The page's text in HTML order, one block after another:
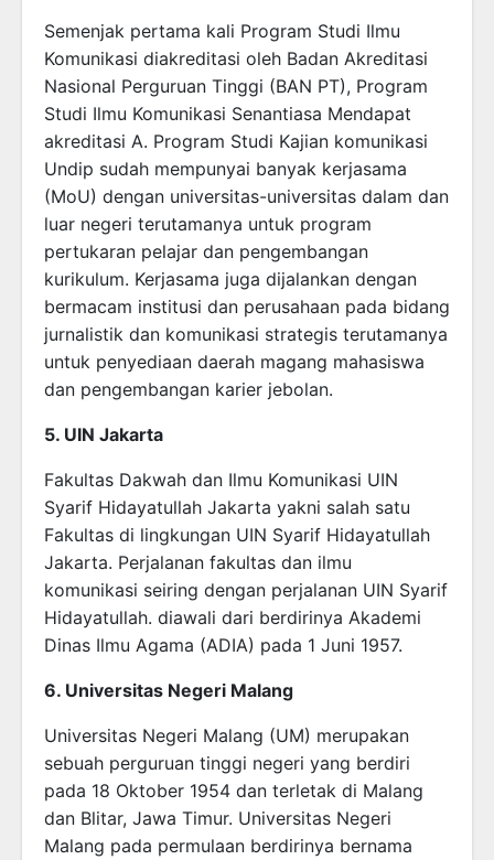
Semenjak pertama kali Program Studi Ilmu
Komunikasi diakreditasi oleh Badan Akreditasi
Nasional Perguruan Tinggi (BAN PT), Program
Studi Ilmu Komunikasi Senantiasa Mendapat
akreditasi A. Program Studi Kajian komunikasi
Undip sudah mempunyai banyak kerjasama
(MoU) dengan universitas-universitas dalam dan
luar negeri terutamanya untuk program
pertukaran pelajar dan pengembangan
kurikulum. Kerjasama juga dijalankan dengan
bermacam institusi dan perusahaan pada bidang
jurnalistik dan komunikasi strategis terutamanya
untuk penyediaan daerah magang mahasiswa
dan pengembangan karier jebolan.
5. UIN Jakarta
Fakultas Dakwah dan Ilmu Komunikasi UIN
Syarif Hidayatullah Jakarta yakni salah satu
Fakultas di lingkungan UIN Syarif Hidayatullah
Jakarta. Perjalanan fakultas dan ilmu
komunikasi seiring dengan perjalanan UIN Syarif
Hidayatullah. diawali dari berdirinya Akademi
Dinas Ilmu Agama (ADIA) pada 1 Juni 1957.
6. Universitas Negeri Malang
Universitas Negeri Malang (UM) merupakan
sebuah perguruan tinggi negeri yang berdiri
pada 18 Oktober 1954 dan terletak di Malang
dan Blitar, Jawa Timur. Universitas Negeri
Malang pada permulaan berdirinya bernama